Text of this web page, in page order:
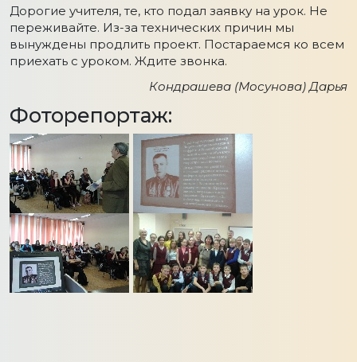
Дорогие учителя, те, кто подал заявку на урок. Не
переживайте. Из-за технических причин мы
вынуждены продлить проект. Постараемся ко всем
приехать с уроком. Ждите звонка.
Кондрашева (Мосунова) Дарья
Фоторепортаж: